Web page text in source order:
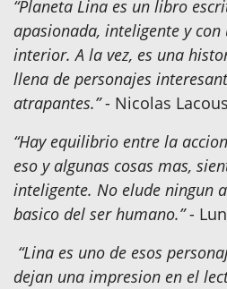
“Planeta Lina es un libro
apasionada, inteligente y
interior. A la vez, es una
llena de personajes
atrapantes.”- Nicolas
“Hay equilibrio entre la
eso y algunas cosas mas,
inteligente. No elude ningun
basico del ser humano.”-
“Lina es uno de esos
dejan una impresion en el